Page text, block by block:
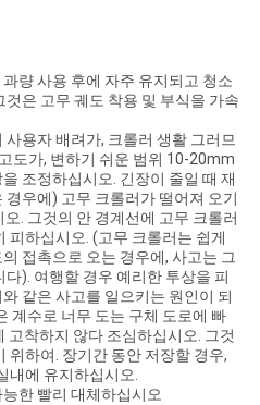
량 사용 후에 자주 유지되고 청소
은 고무 궤도 착용 및 부식을 가속
용자 배려가, 크롤러 생활 그러므
도가, 변하기 쉬운 범위 10-20mm
조정하십시오. 긴장이 줄일 때 재
우에) 고무 크롤러가 떨어져 오기
. 그것의 안 경계선에 고무 크롤러
피하십시오. (고무 크롤러는 쉽게
접촉으로 오는 경우에, 사고는 그
). 여행할 경우 예리한 투상을 피
같은 사고를 일으키는 원인이 되
계수로 너무 도는 구체 도로에 빠
고착하지 않다 조심하십시오. 그것
위하여. 장기간 동안 저장할 경우,
내에 유지하십시오.
한 빨리 대체하십시오